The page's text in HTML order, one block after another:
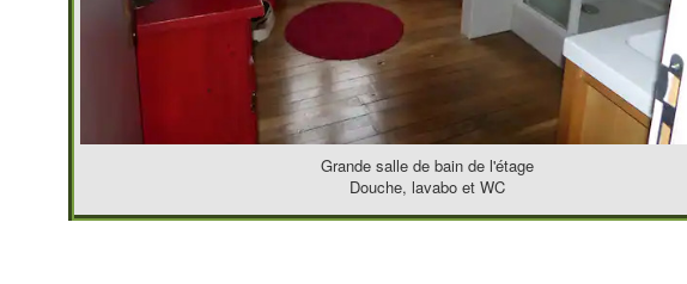
Grande salle de bain de l'étage
Douche, lavabo et WC